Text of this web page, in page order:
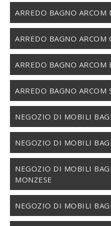
ARREDO BAGNO ARCOM
ARREDO BAGNO ARCOM
ARREDO BAGNO ARCOM
ARREDO BAGNO ARCOM
NEGOZIO DI MOBILI
NEGOZIO DI MOBILI
NEGOZIO DI MOBILI
MONZESE
NEGOZIO DI MOBILI